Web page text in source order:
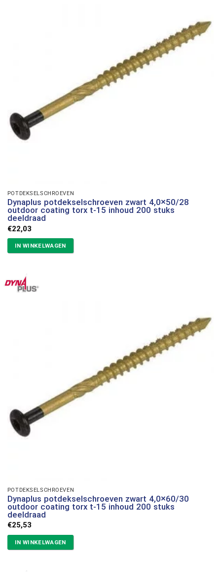
POTDEKSELSCHROEVEN
Dynaplus potdekselschroeven zwart 4,0×50/28
outdoor coating torx t-15 inhoud 200 stuks
deeldraad
€22,03
IN WINKELWAGEN
POTDEKSELSCHROEVEN
Dynaplus potdekselschroeven zwart 4,0×60/30
outdoor coating torx t-15 inhoud 200 stuks
deeldraad
€25,53
IN WINKELWAGEN